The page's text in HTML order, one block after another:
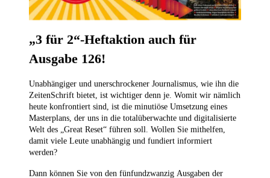
„3 für 2“-Heftaktion auch für
Ausgabe 126!
Unabhängiger und unerschrockener Journalismus, wie ihn die
ZeitenSchrift bietet, ist wichtiger denn je. Womit wir nämlich
heute konfrontiert sind, ist die minutiöse Umsetzung eines
Masterplans, der uns in die totalüberwachte und digitalisierte
Welt des „Great Reset“ führen soll. Wollen Sie mithelfen,
damit viele Leute unabhängig und fundiert informiert
werden?
Dann können Sie von den fünfundzwanzig Ausgaben der